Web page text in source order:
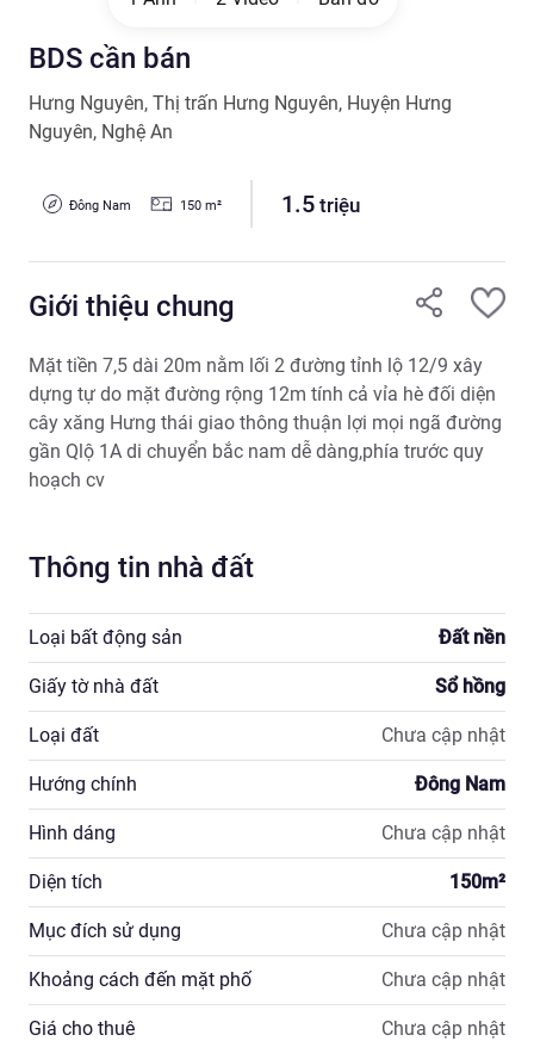
BDS cần bán
Hưng Nguyên, Thị trấn Hưng Nguyên, Huyện Hưng
Nguyên, Nghệ An
Đông Nam 150 m² 1.5 triệu
Giới thiệu chung
Mặt tiền 7,5 dài 20m nằm lối 2 đường tỉnh lộ 12/9 xây
dựng tự do mặt đường rộng 12m tính cả vỉa hè đối diện
cây xăng Hưng thái giao thông thuận lợi mọi ngã đường
gần Qlộ 1A di chuyển bắc nam dễ dàng,phía trước quy
hoạch cv
Thông tin nhà đất
Loại bất động sản Đất nền
Giấy tờ nhà đất Sổ hồng
Loại đất Chưa cập nhật
Hướng chính Đông Nam
Hình dáng Chưa cập nhật
Diện tích 150m²
Mục đích sử dụng Chưa cập nhật
Khoảng cách đến mặt phố Chưa cập nhật
Giá cho thuê Chưa cập nhật